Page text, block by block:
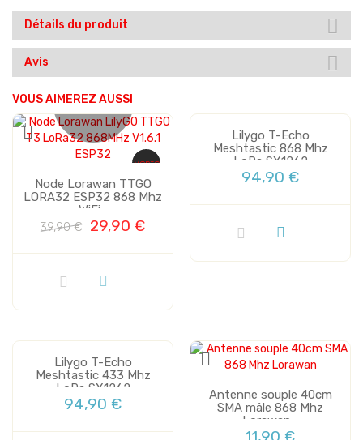
Détails du produit
Avis
VOUS AIMEREZ AUSSI
Vente
Plus de stock
Node Lorawan TTGO
LORA32 ESP32 868 Mhz
WiFi...
39,90 € 29,90 €
Lilygo T-Echo
Meshtastic 868 Mhz
LoRa SX1262
94,90 €
Lilygo T-Echo
Meshtastic 433 Mhz
LoRa SX1262
94,90 €
Antenne souple 40cm
SMA mâle 868 Mhz
Lorawan...
11,90 €